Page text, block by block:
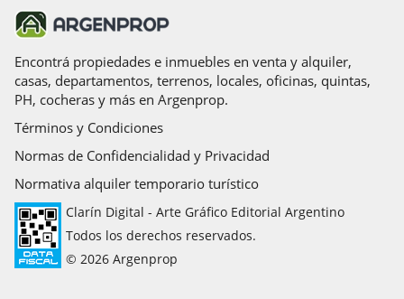
Encontrá propiedades e inmuebles en venta y alquiler,
casas, departamentos, terrenos, locales, oficinas, quintas,
PH, cocheras y más en Argenprop.
Términos y Condiciones
Normas de Confidencialidad y Privacidad
Normativa alquiler temporario turístico
Clarín Digital - Arte Gráfico Editorial Argentino
Todos los derechos reservados.
© 2026 Argenprop